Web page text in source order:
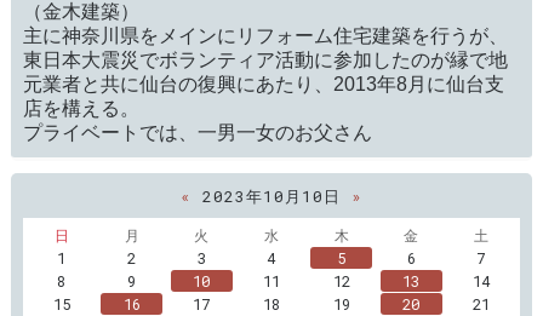
（金木建築）
主に神奈川県をメインにリフォーム住宅建築を行うが、
東日本大震災でボランティア活動に参加したのが縁で地
元業者と共に仙台の復興にあたり、2013年8月に仙台支
店を構える。
プライベートでは、一男一女のお父さん
« 2023年10月10日
»
日
月 火 水 木 金
土
1
2 3 4 5 6
7
8
9 10 11 12 13
14
15
16 17 18 19 20
21